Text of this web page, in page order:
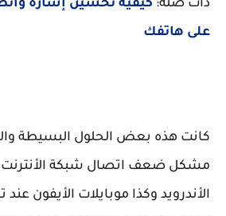
ذات صلة:
على هاتفك
كانت هذه بعض الحلول البسيطة
مشكل ضعف اتصال شبكة الأنترنت
الأندرويد وكذا موبايلات الأيفون